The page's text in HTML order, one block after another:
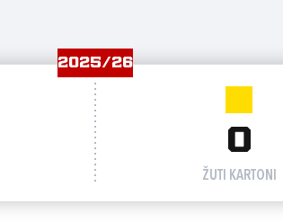
2025/26
0
ŽUTI KARTONI